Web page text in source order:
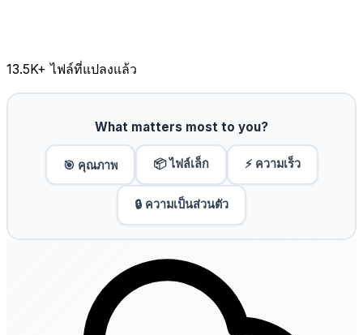
13.5K+ ไฟล์ที่แปลงแล้ว
What matters most to you?
🎯 คุณภาพ 📦 ไฟล์เล็ก ⚡ ความเร็ว
🔒 ความเป็นส่วนตัว